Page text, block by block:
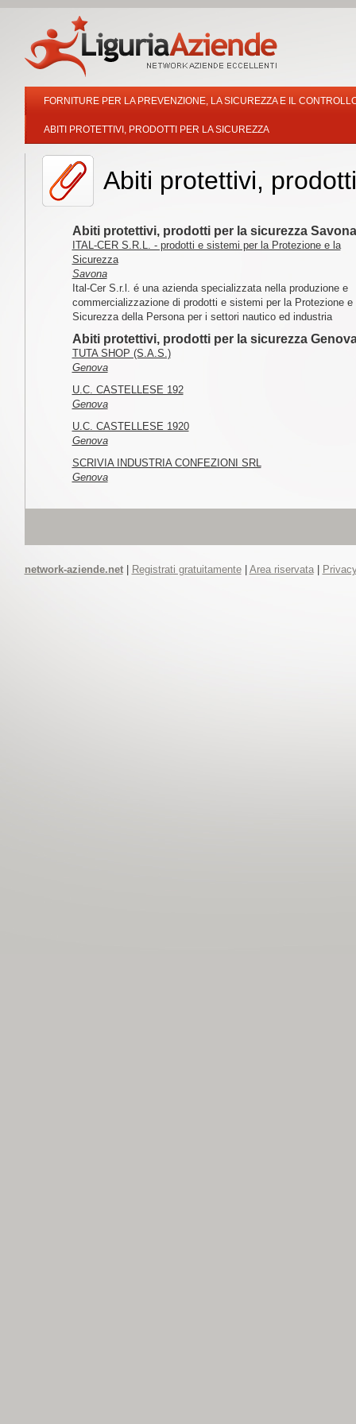
FORNITURE PER LA PREVENZIONE, LA SICUREZZA E IL
ABITI PROTETTIVI, PRODOTTI PER LA SICUREZZA
Abiti protettivi,
Abiti protettivi, prodotti per la sicurezza Savona
ITAL-CER S.R.L. - prodotti e sistemi per la Protezione e la
Sicurezza
Savona
Ital-Cer S.r.l. é una azienda specializzata nella produzione e
commercializzazione di prodotti e sistemi per la Protezione e
Sicurezza della Persona per i settori nautico ed industria
Abiti protettivi, prodotti per la sicurezza
TUTA SHOP (S.A.S.)
Genova
U.C. CASTELLESE 192
Genova
U.C. CASTELLESE 1920
Genova
SCRIVIA INDUSTRIA CONFEZIONI SRL
Genova
network-aziende.net| Registrati gratuitamente| Area riservata|